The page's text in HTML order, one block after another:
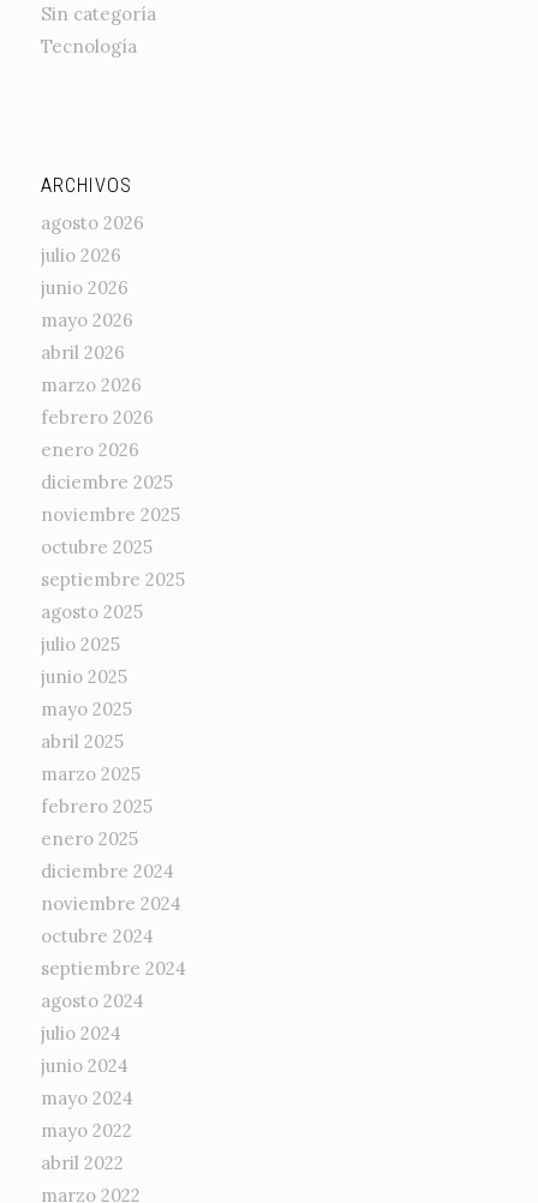
Sin categoría
Tecnología
ARCHIVOS
agosto 2026
julio 2026
junio 2026
mayo 2026
abril 2026
marzo 2026
febrero 2026
enero 2026
diciembre 2025
noviembre 2025
octubre 2025
septiembre 2025
agosto 2025
julio 2025
junio 2025
mayo 2025
abril 2025
marzo 2025
febrero 2025
enero 2025
diciembre 2024
noviembre 2024
octubre 2024
septiembre 2024
agosto 2024
julio 2024
junio 2024
mayo 2024
mayo 2022
abril 2022
marzo 2022